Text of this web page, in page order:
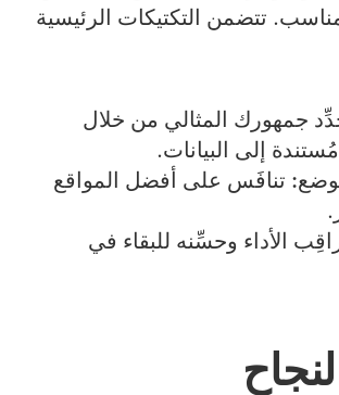
تتضمن التكتيكات الرئيسية
جمهورك المثالي من خلال
إلى البيانات.
تنافَس على أفضل المواقع
الأداء وحسِّنه للبقاء في